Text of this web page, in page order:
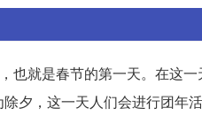
也就是春节的第一天。在这
夕，这一天人们会进行团年